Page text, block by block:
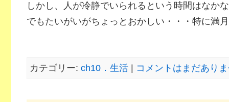
しかし、人が冷静でいられるという時間はなか
でもたいがいがちょっとおかしい・・・特に満
カテゴリー: ch10．生活| コメントはまだあり